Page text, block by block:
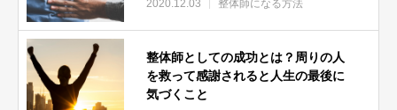
でした。
ということで「整体師になる方法」を全部公開します。
いや、違うな。
2020.12.03 整体師になる方法
整体師としての成功とは？周りの人
を救って感謝されると人生の最後に
気づくこと